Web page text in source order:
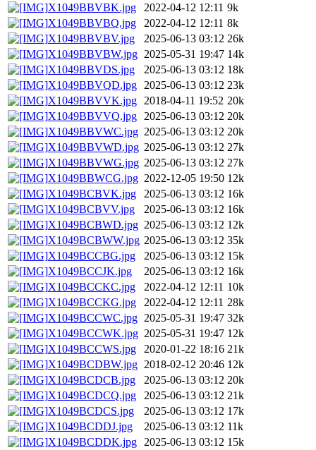
X1049BBVBK.jpg
2022-04-12 12:11 9k
X1049BBVBQ.jpg
2022-04-12 12:11 8k
X1049BBVBV.jpg
2025-06-13 03:12 26k
X1049BBVBW.jpg 2025-05-31 19:47 14k
X1049BBVDS.jpg
2025-06-13 03:12 18k
X1049BBVQD.jpg
2025-06-13 03:12 23k
X1049BBVVK.jpg
2018-04-11 19:52 20k
X1049BBVVQ.jpg
2025-06-13 03:12 20k
X1049BBVWC.jpg 2025-06-13 03:12 20k
X1049BBVWD.jpg 2025-06-13 03:12 27k
X1049BBVWG.jpg 2025-06-13 03:12 27k
X1049BBWCG.jpg 2022-12-05 19:50 12k
X1049BCBVK.jpg
2025-06-13 03:12 16k
X1049BCBVV.jpg
2025-06-13 03:12 16k
X1049BCBWD.jpg 2025-06-13 03:12 12k
X1049BCBWW.jpg 2025-06-13 03:12 35k
X1049BCCBG.jpg
2025-06-13 03:12 15k
X1049BCCJK.jpg
2025-06-13 03:12 16k
X1049BCCKC.jpg
2022-04-12 12:11 10k
X1049BCCKG.jpg
2022-04-12 12:11 28k
X1049BCCWC.jpg 2025-05-31 19:47 32k
X1049BCCWK.jpg 2025-05-31 19:47 12k
X1049BCCWS.jpg
2020-01-22 18:16 21k
X1049BCDBW.jpg 2018-02-12 20:46 12k
X1049BCDCB.jpg
2025-06-13 03:12 20k
X1049BCDCQ.jpg
2025-06-13 03:12 21k
X1049BCDCS.jpg
2025-06-13 03:12 17k
X1049BCDDJ.jpg
2025-06-13 03:12 11k
X1049BCDDK.jpg
2025-06-13 03:12 15k